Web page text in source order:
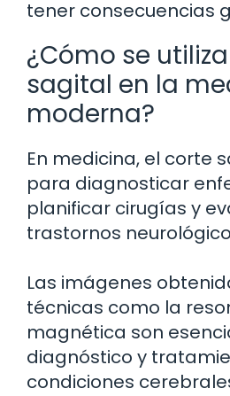
tener consecuencias
¿Cómo se
sagital en la
moderna?
En medicina, el corte
para diagnosticar
planificar cirugías y
trastornos
Las imágenes
técnicas como la
magnética son
diagnóstico y
condiciones